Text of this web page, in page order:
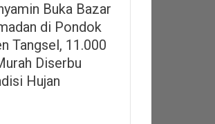
Buka Bazar
di Pondok
Tangsel, 11.000
Diserbu
Hujan